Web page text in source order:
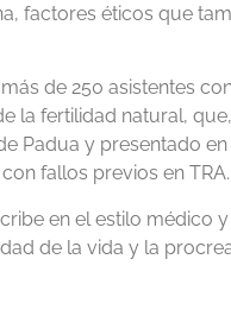
factores éticos que
de 250 asistentes
la fertilidad natural,
Padua y presentado
fallos previos en TRA.
en el estilo médico
de la vida y la